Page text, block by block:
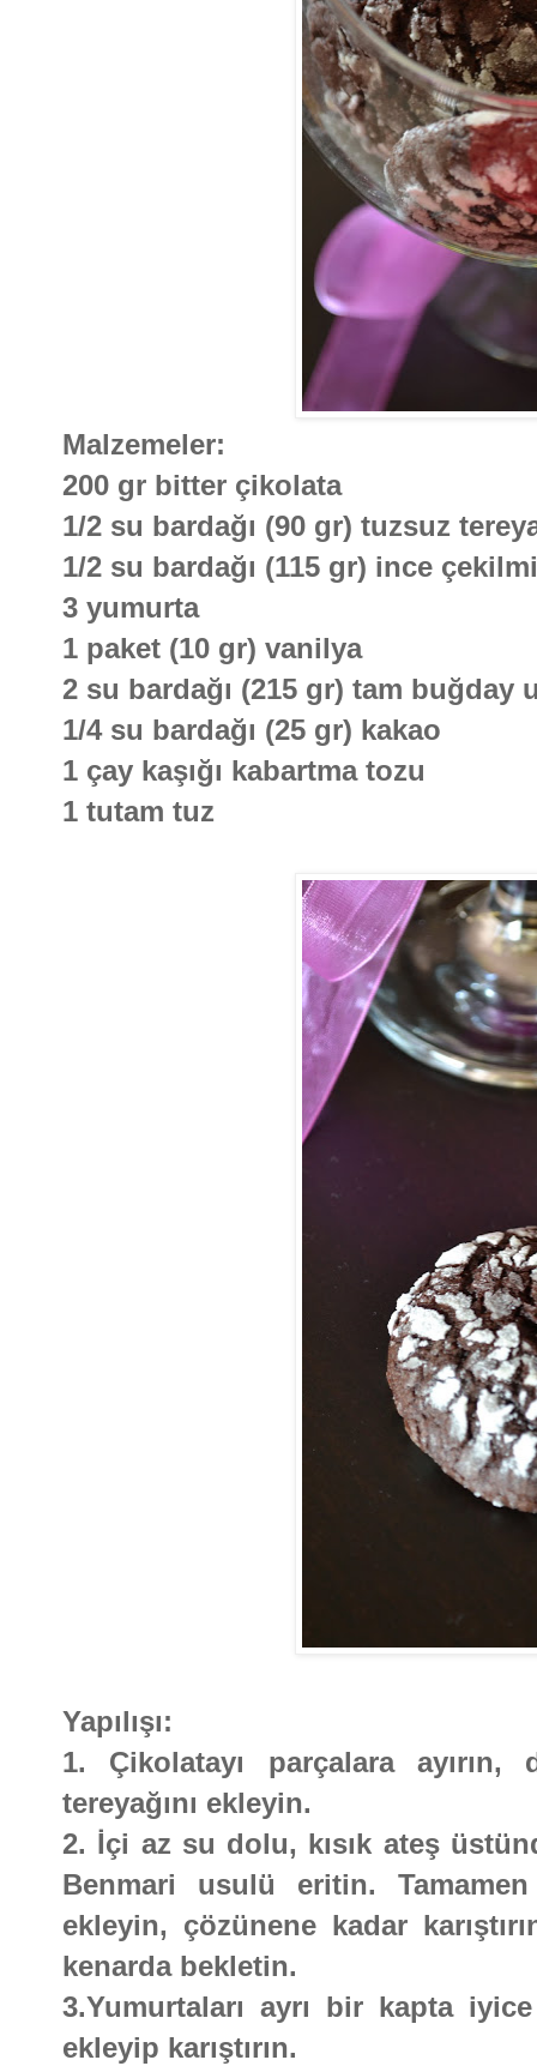
Malzemeler:
200 gr bitter çikolata
1/2 su bardağı (90 gr) tuzsuz
1/2 su bardağı (115 gr) ince
3 yumurta
1 paket (10 gr) vanilya
2 su bardağı (215 gr) tam buğday
1/4 su bardağı (25 gr) kakao
1 çay kaşığı kabartma tozu
1 tutam tuz
Yapılışı:
1. Çikolatayı parçalara
tereyağını ekleyin.
2. İçi az su dolu, kısık ateş
Benmari usulü eritin.
ekleyin, çözünene kadar
kenarda bekletin.
3.Yumurtaları ayrı bir kapta
ekleyip karıştırın.